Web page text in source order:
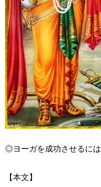
◎ヨーガを成功させるには
【本文】